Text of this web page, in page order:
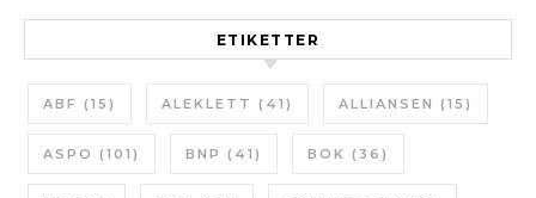
ETIKETTER
ABF (15) ALEKLETT (41) ALLIANSEN (15)
ASPO (101) BNP (41) BOK (36)